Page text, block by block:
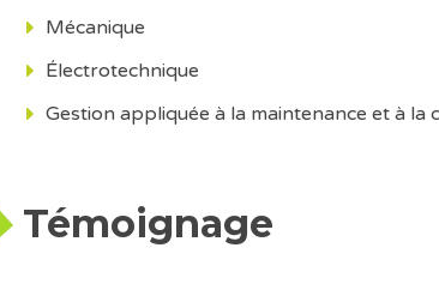
Mécanique
Électrotechnique
Gestion appliquée à la maintenance et à la
Témoignage